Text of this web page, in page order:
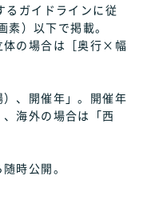
るガイドラインに従
）以下で掲載。
の場合は［奥行×幅
、開催年」。開催年
海外の場合は「西
時公開。